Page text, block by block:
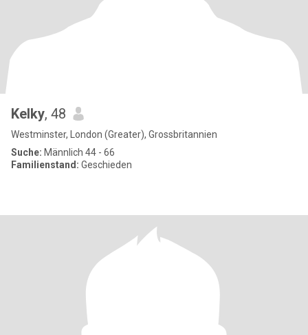
Kelky, 48
Westminster, London (Greater), Grossbritannien
Suche: Männlich 44 - 66
Familienstand: Geschieden